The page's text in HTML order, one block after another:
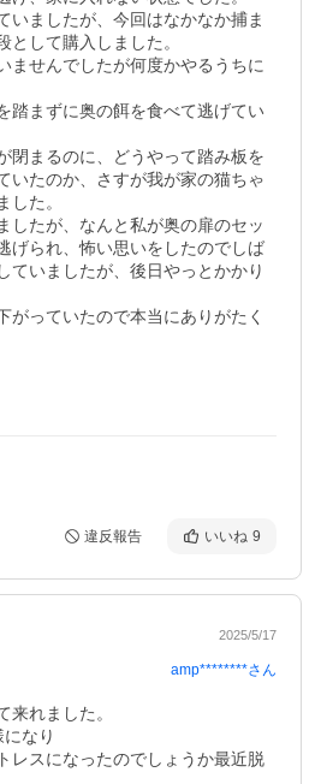
いましたが、今回はなかなか捕ま
として購入しました。
ませんでしたが何度かやるうちに
踏まずに奥の餌を食べて逃げてい
閉まるのに、どうやって踏み板を
いたのか、さすが我が家の猫ちゃ
した。
したが、なんと私が奥の扉のセッ
げられ、怖い思いをしたのでしば
ていましたが、後日やっとかかり
がっていたので本当にありがたく
違反報告 いいね 9
2025/5/17
amp********さん
来れました。
なり
レスになったのでしょうか最近脱